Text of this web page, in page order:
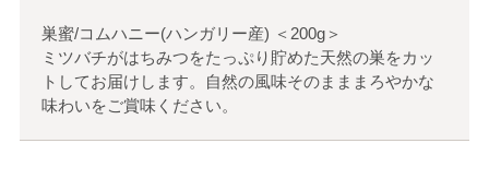
巣蜜/コムハニー(ハンガリー産) ＜ 200g＞
ミツバチがはちみつをたっぷり貯めた天然の巣をカッ
トしてお届けします。自然の風味そのまままろやかな
味わいをご賞味ください。